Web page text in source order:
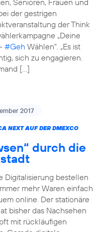
Senioren, Frauen und
der gestrigen
der Think
„Deine
#Geh Wählen“. „Es ist
sich zu engagieren.
[…]
2017
NEXT AUF DER DMEXCO
durch die
Digitalisierung bestellen
mehr Waren einfach
online. Der stationäre
bisher das Nachsehen
mit rückläufigen